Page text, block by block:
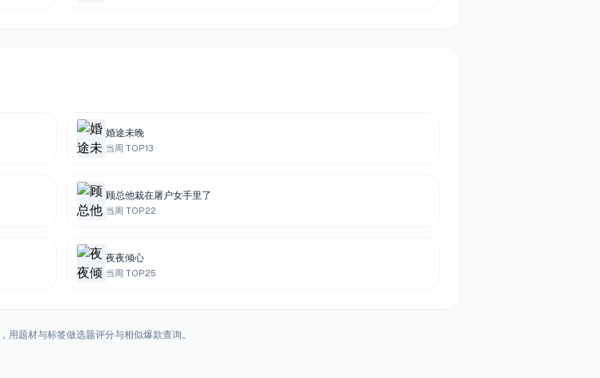
婚途未晚
当周 TOP13
顾总他栽在屠户女手里了
当周 TOP22
夜夜倾心
当周 TOP25
，用题材与标签做选题评分与相似爆款查询。